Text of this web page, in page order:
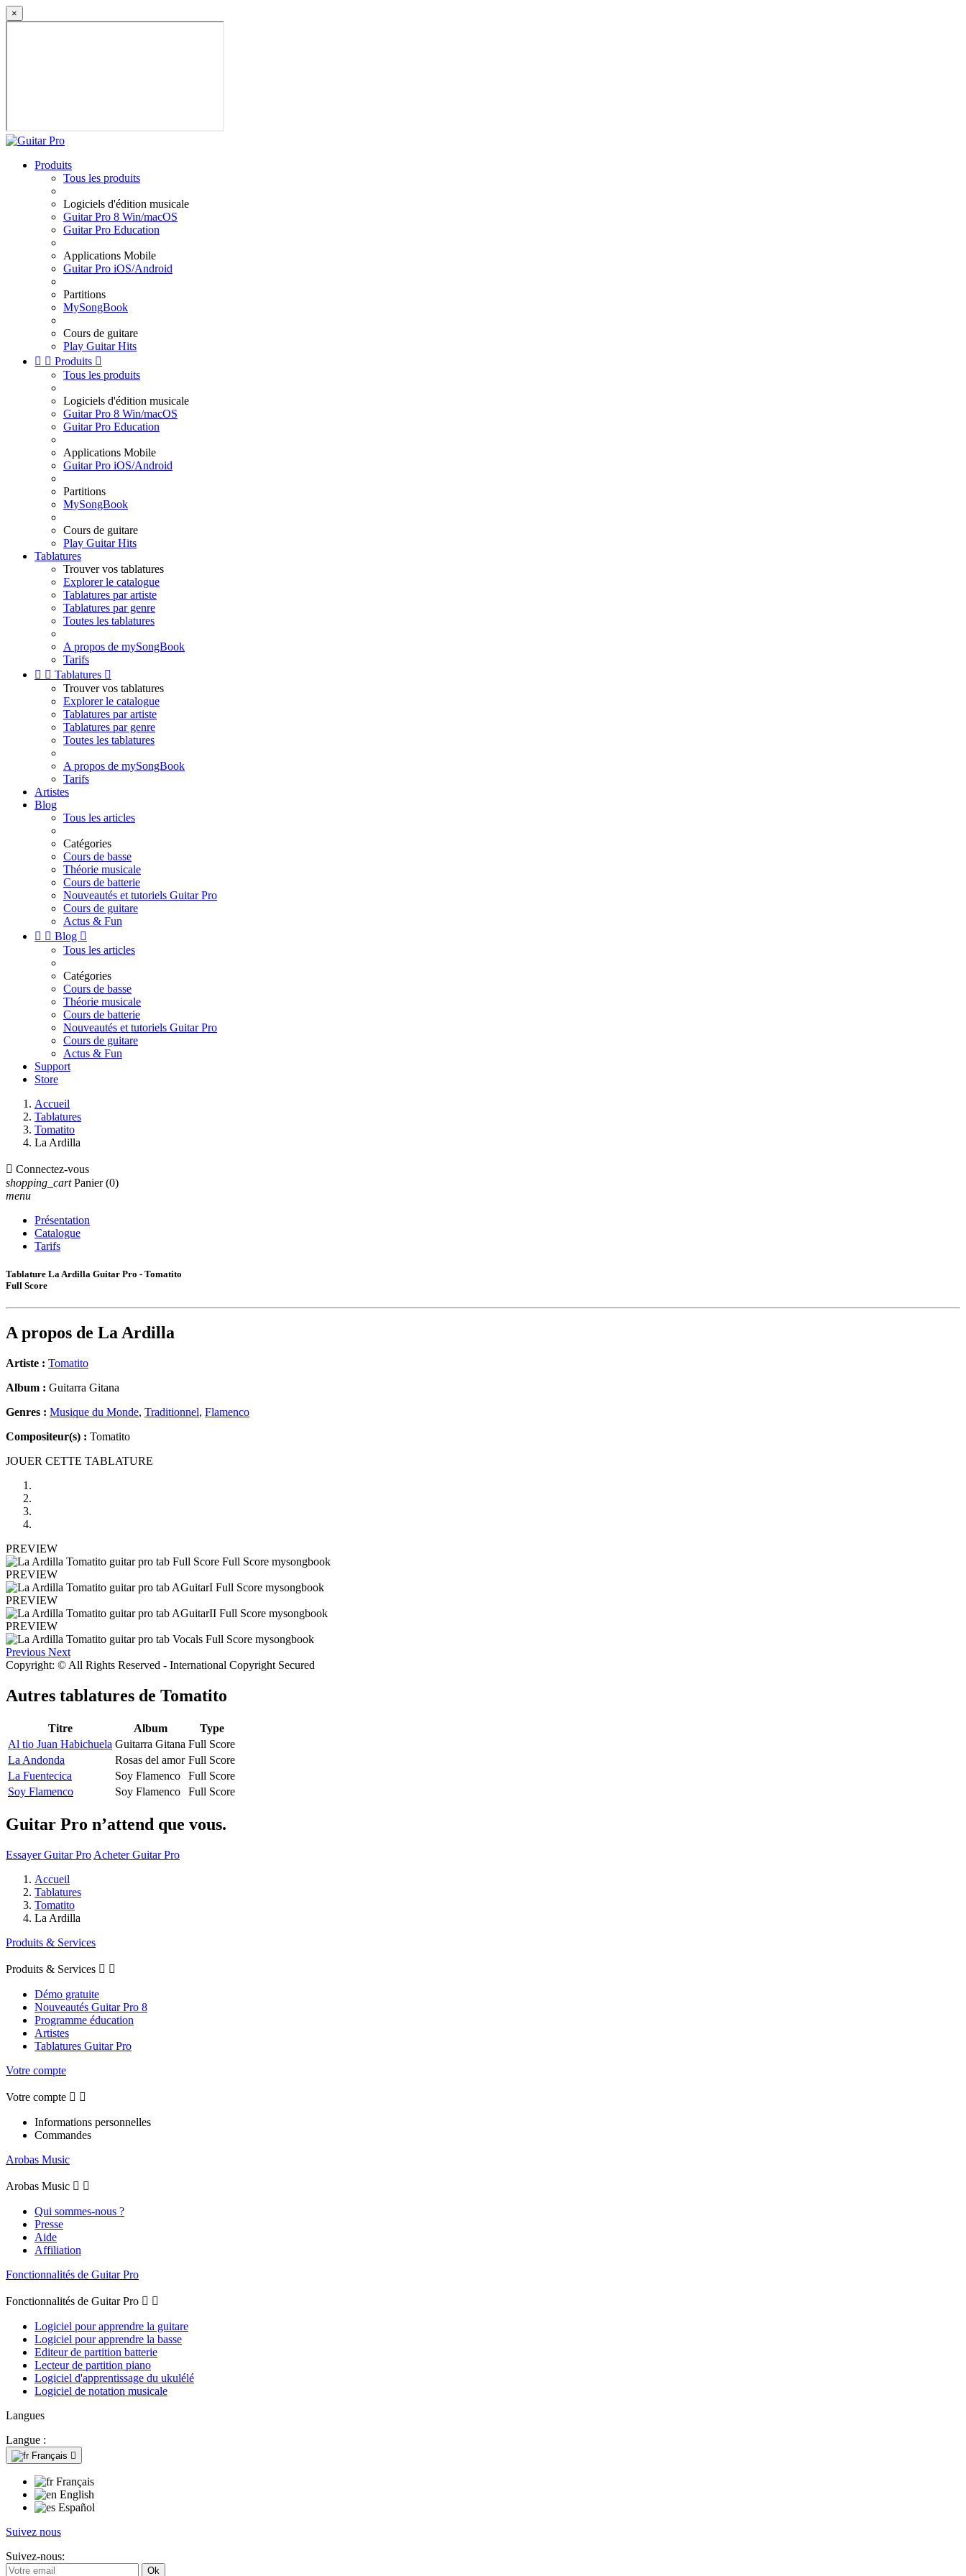
×
Produits
Tous les produits
Logiciels d'édition musicale
Guitar Pro 8 Win/macOS
Guitar Pro Education
Applications Mobile
Guitar Pro iOS/Android
Partitions
MySongBook
Cours de guitare
Play Guitar Hits
  Produits 
Tous les produits
Logiciels d'édition musicale
Guitar Pro 8 Win/macOS
Guitar Pro Education
Applications Mobile
Guitar Pro iOS/Android
Partitions
MySongBook
Cours de guitare
Play Guitar Hits
Tablatures
Trouver vos tablatures
Explorer le catalogue
Tablatures par artiste
Tablatures par genre
Toutes les tablatures
A propos de mySongBook
Tarifs
  Tablatures 
Trouver vos tablatures
Explorer le catalogue
Tablatures par artiste
Tablatures par genre
Toutes les tablatures
A propos de mySongBook
Tarifs
Artistes
Blog
Tous les articles
Catégories
Cours de basse
Théorie musicale
Cours de batterie
Nouveautés et tutoriels Guitar Pro
Cours de guitare
Actus & Fun
  Blog 
Tous les articles
Catégories
Cours de basse
Théorie musicale
Cours de batterie
Nouveautés et tutoriels Guitar Pro
Cours de guitare
Actus & Fun
Support
Store
Accueil
Tablatures
Tomatito
La Ardilla
 Connectez-vous
shopping_cart Panier (0)
menu
Présentation
Catalogue
Tarifs
Tablature La Ardilla Guitar Pro - Tomatito
Full Score
A propos de La Ardilla
Artiste : Tomatito
Album : Guitarra Gitana
Genres : Musique du Monde, Traditionnel, Flamenco
Compositeur(s) : Tomatito
JOUER CETTE TABLATURE
PREVIEW
PREVIEW
PREVIEW
PREVIEW
Previous Next
Copyright: © All Rights Reserved - International Copyright Secured
Autres tablatures de Tomatito
Titre Album
Type
Al tio Juan Habichuela Guitarra Gitana Full Score
La Andonda
Rosas del amor Full Score
La Fuentecica
Soy Flamenco
Full Score
Soy Flamenco
Soy Flamenco Full Score
Guitar Pro n’attend que vous.
Essayer Guitar Pro Acheter Guitar Pro
Accueil
Tablatures
Tomatito
La Ardilla
Produits & Services
Produits & Services  
Démo gratuite
Nouveautés Guitar Pro 8
Programme éducation
Artistes
Tablatures Guitar Pro
Votre compte
Votre compte  
Informations personnelles
Commandes
Arobas Music
Arobas Music  
Qui sommes-nous ?
Presse
Aide
Affiliation
Fonctionnalités de Guitar Pro
Fonctionnalités de Guitar Pro  
Logiciel pour apprendre la guitare
Logiciel pour apprendre la basse
Editeur de partition batterie
Lecteur de partition piano
Logiciel d'apprentissage du ukulélé
Logiciel de notation musicale
Langues
Langue :
Français 
Français
English
Español
Suivez nous
Suivez-nous: